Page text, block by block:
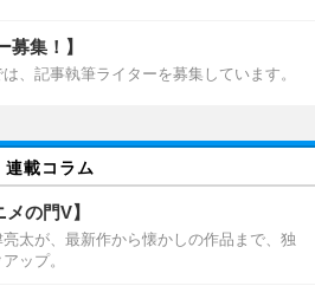
募集！】
、記事執筆ライターを募集しています。
連載コラム
の門V】
太が、最新作から懐かしの作品まで、独
ップ。